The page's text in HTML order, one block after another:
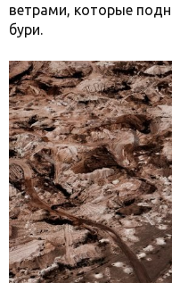
ветрами, которые
бури.